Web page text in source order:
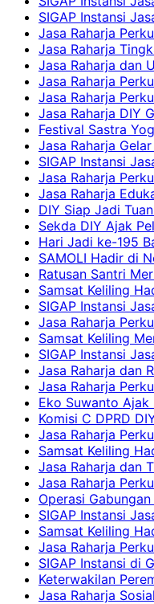
SIGAP Instansi
Jasa Raharja
Jasa Raharja
Jasa Raharja dan
Jasa Raharja
Jasa Raharja
Jasa Raharja DIY
Festival Sastra
Jasa Raharja
SIGAP Instansi
Jasa Raharja
Jasa Raharja
DIY Siap Jadi
Sekda DIY Ajak
Hari Jadi ke-195
SAMOLI Hadir di
Ratusan Santri
Samsat Keliling
SIGAP Instansi
Jasa Raharja
Samsat Keliling
SIGAP Instansi
Jasa Raharja dan
Jasa Raharja
Eko Suwanto Ajak
Komisi C DPRD
Jasa Raharja
Samsat Keliling
Jasa Raharja dan
Jasa Raharja
Operasi
SIGAP Instansi
Samsat Keliling
Jasa Raharja
SIGAP Instansi di
Keterwakilan
Jasa Raharja